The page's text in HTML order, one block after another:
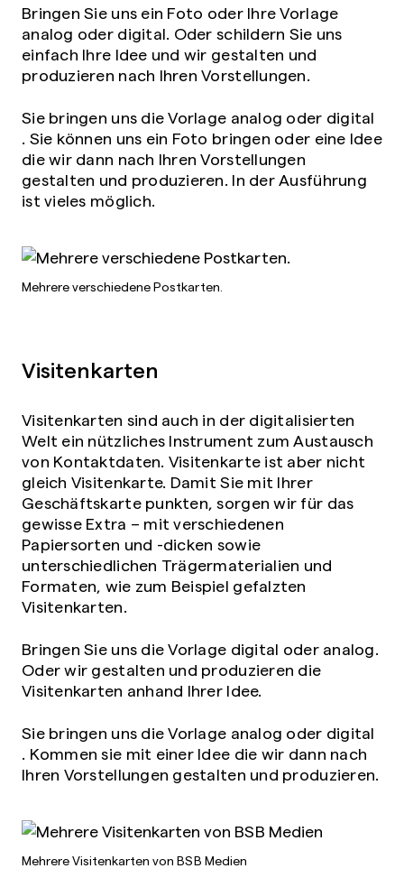
Bringen Sie uns ein Foto oder Ihre Vorlage
analog oder digital. Oder schildern Sie uns
einfach Ihre Idee und wir gestalten und
produzieren nach Ihren Vorstellungen.
Sie bringen uns die Vorlage analog oder digital
. Sie können uns ein Foto bringen oder eine Idee
die wir dann nach Ihren Vorstellungen
gestalten und produzieren. In der Ausführung
ist vieles möglich.
Mehrere verschiedene Postkarten.
Visitenkarten
Visitenkarten sind auch in der digitalisierten
Welt ein nützliches Instrument zum Austausch
von Kontaktdaten. Visitenkarte ist aber nicht
gleich Visitenkarte. Damit Sie mit Ihrer
Geschäftskarte punkten, sorgen wir für das
gewisse Extra – mit verschiedenen
Papiersorten und -dicken sowie
unterschiedlichen Trägermaterialien und
Formaten, wie zum Beispiel gefalzten
Visitenkarten.
Bringen Sie uns die Vorlage digital oder analog.
Oder wir gestalten und produzieren die
Visitenkarten anhand Ihrer Idee.
Sie bringen uns die Vorlage analog oder digital
. Kommen sie mit einer Idee die wir dann nach
Ihren Vorstellungen gestalten und produzieren.
Mehrere Visitenkarten von BSB Medien